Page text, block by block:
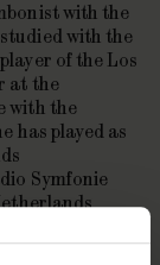
with the
with the
of the Los
at the
with the
has played as
Symfonie